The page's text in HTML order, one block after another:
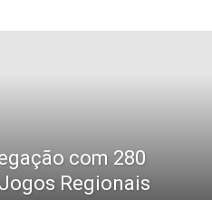
com 280
Regionais